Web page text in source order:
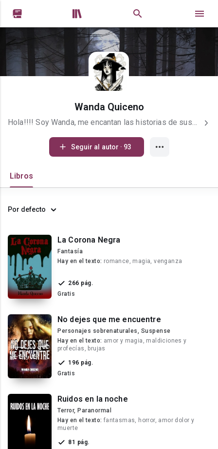
 
Wanda Quiceno
Hola!!!! Soy Wanda, me encantan las historias de suspenso, thriller y acción con un toque de amor. Desde muy niña me gustaba escribir... Pero, descubrí que era mi pasión hasta hace 6 años. Soy amante del chocolate, el cine y la pizza. Siempre busco escribir algo diferente, que signifique retarme a salir de mi zona de confort (que mejor forma de conocerte mejor a ti mismo).
Seguir al autor · 93
Libros
Por defecto
La Corona Negra
Fantasía
Hay en el texto: romance, magia, venganza
266 pág.
Gratis
No dejes que me encuentre
Personajes sobrenaturales, Suspense
Hay en el texto: amor y magia, maldiciones y
profecías, brujas
196 pág.
Gratis
Ruidos en la noche
Terror, Paranormal
Hay en el texto: fantasmas, horror, amor dolor y
muerte
81 pág.